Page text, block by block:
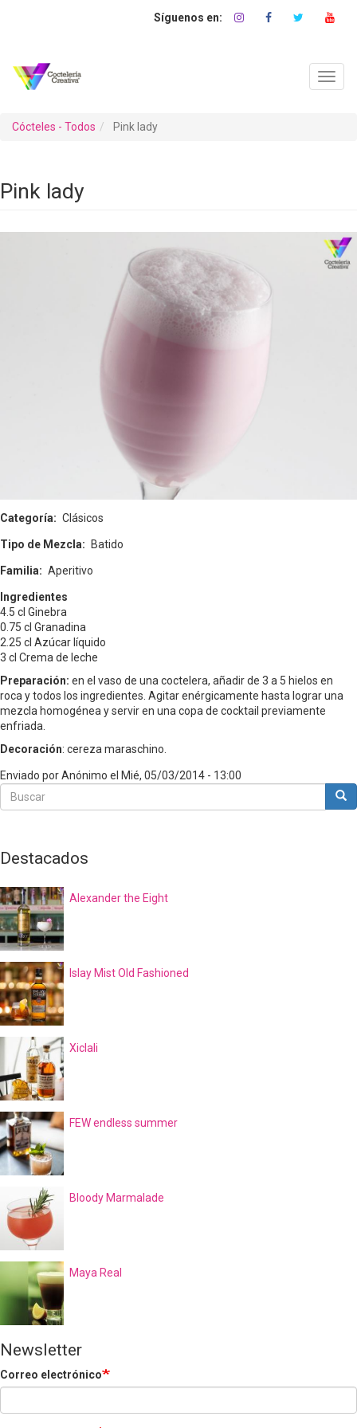
Cócteles - Todos Pink lady
Pink lady
Categoría Clásicos
Tipo de Mezcla Batido
Familia Aperitivo
Ingredientes
4.5 cl Ginebra
0.75 cl Granadina
2.25 cl Azúcar líquido
3 cl Crema de leche
Preparación: en el vaso de una coctelera, añadir de 3 a 5 hielos en
roca y todos los ingredientes. Agitar enérgicamente hasta lograr una
mezcla homogénea y servir en una copa de cocktail previamente
enfriada.
Decoración: cereza maraschino.
Enviado porAnónimo el Mié, 05/03/2014 - 13:00
Buscar
Buscar
Destacados
Alexander the Eight
Islay Mist Old Fashioned
Xiclali
FEW endless summer
Bloody Marmalade
Maya Real
Newsletter
Correo electrónico